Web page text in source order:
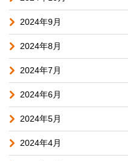
2024年9月
2024年8月
2024年7月
2024年6月
2024年5月
2024年4月